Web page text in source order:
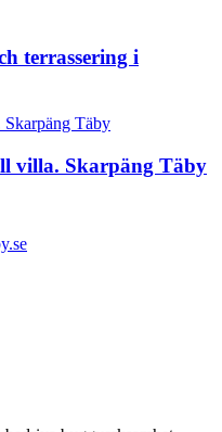
terrassering i
villa. Skarpäng Täby